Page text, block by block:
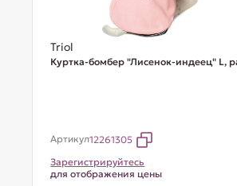
Triol
Куртка-бомбер "Лисенок-индеец" L,
Артикул12261305
Зарегистрируйтесь
для отображения цены